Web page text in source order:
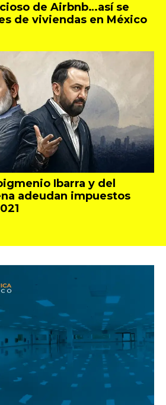
de Airbnb…así se
de viviendas en México
Ibarra y del
adeudan impuestos